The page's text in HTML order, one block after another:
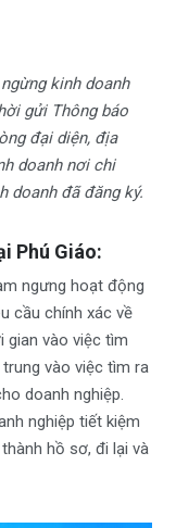
kinh doanh
gửi Thông báo
đại diện, địa
doanh nơi chi
doanh đã đăng ký.
Phú Giáo:
ngưng hoạt động
cầu chính xác về
gian vào việc tìm
vào việc tìm ra
doanh nghiệp.
nghiệp tiết kiệm
hồ sơ, đi lại và